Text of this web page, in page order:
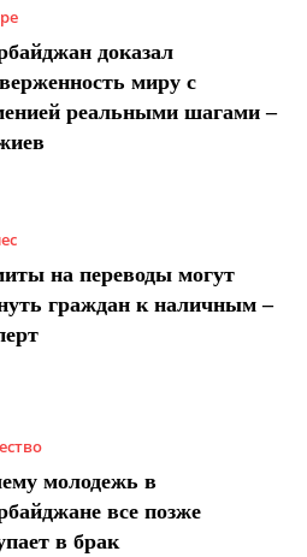
доказал
миру с
реальными шагами –
на переводы могут
граждан к наличным –
молодежь в
все позже
в брак